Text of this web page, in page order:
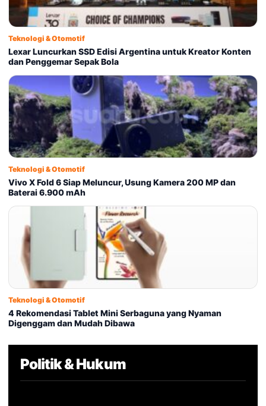
Teknologi & Otomotif
Lexar Luncurkan SSD Edisi Argentina untuk Kreator Konten
dan Penggemar Sepak Bola
Teknologi & Otomotif
Vivo X Fold 6 Siap Meluncur, Usung Kamera 200 MP dan
Baterai 6.900 mAh
Teknologi & Otomotif
4 Rekomendasi Tablet Mini Serbaguna yang Nyaman
Digenggam dan Mudah Dibawa
Politik & Hukum